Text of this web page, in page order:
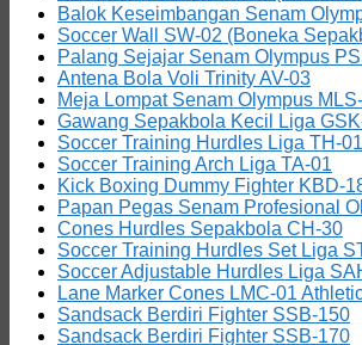
Balok Keseimbangan Senam
Soccer Wall SW-02 (Boneka
Palang Sejajar Senam Olympus
Antena Bola Voli Trinity AV-03
Meja Lompat Senam Olympus
Gawang Sepakbola Kecil Liga
Soccer Training Hurdles Liga TH-01
Soccer Training Arch Liga TA-01
Kick Boxing Dummy Fighter KBD-
Papan Pegas Senam Profesional
Cones Hurdles Sepakbola CH-30
Soccer Training Hurdles Set Liga
Soccer Adjustable Hurdles Liga
Lane Marker Cones LMC-01
Sandsack Berdiri Fighter SSB-150
Sandsack Berdiri Fighter SSB-170